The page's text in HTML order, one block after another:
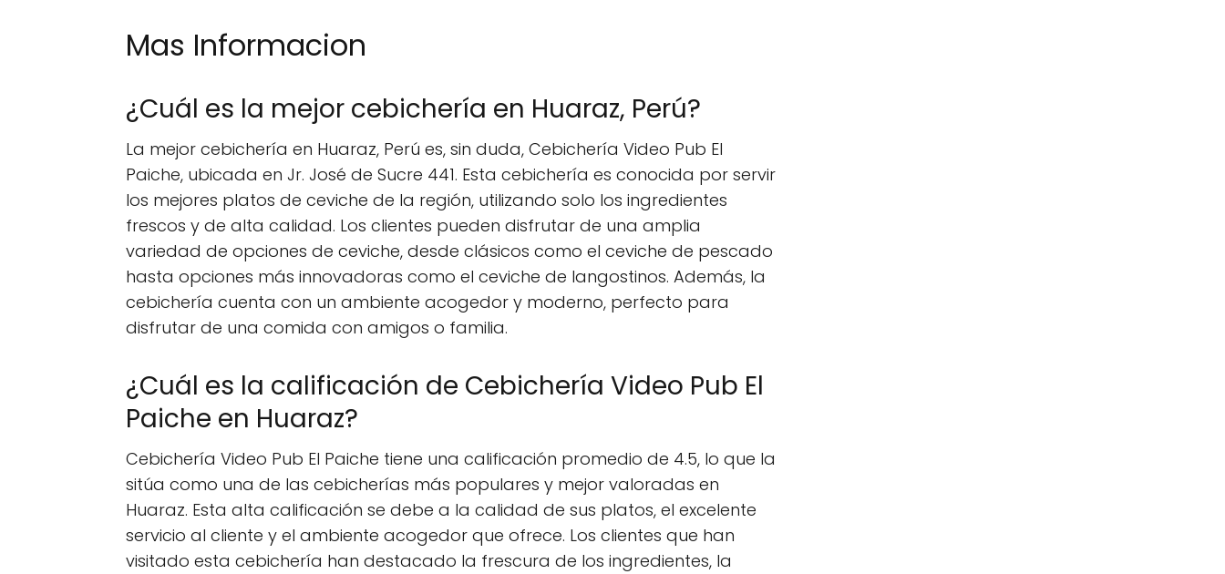
Mas Informacion
¿Cuál es la mejor cebichería en Huaraz, Perú?
La mejor cebichería en Huaraz, Perú es, sin duda, Cebichería Video Pub El
Paiche, ubicada en Jr. José de Sucre 441. Esta cebichería es conocida por servir
los mejores platos de ceviche de la región, utilizando solo los ingredientes
frescos y de alta calidad. Los clientes pueden disfrutar de una amplia
variedad de opciones de ceviche, desde clásicos como el ceviche de pescado
hasta opciones más innovadoras como el ceviche de langostinos. Además, la
cebichería cuenta con un ambiente acogedor y moderno, perfecto para
disfrutar de una comida con amigos o familia.
¿Cuál es la calificación de Cebichería Video Pub El
Paiche en Huaraz?
Cebichería Video Pub El Paiche tiene una calificación promedio de 4.5, lo que la
sitúa como una de las cebicherías más populares y mejor valoradas en
Huaraz. Esta alta calificación se debe a la calidad de sus platos, el excelente
servicio al cliente y el ambiente acogedor que ofrece. Los clientes que han
visitado esta cebichería han destacado la frescura de los ingredientes, la